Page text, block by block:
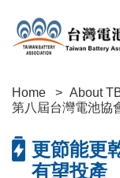
Home
About
第八屆台灣電池協
更節能更
有望投產